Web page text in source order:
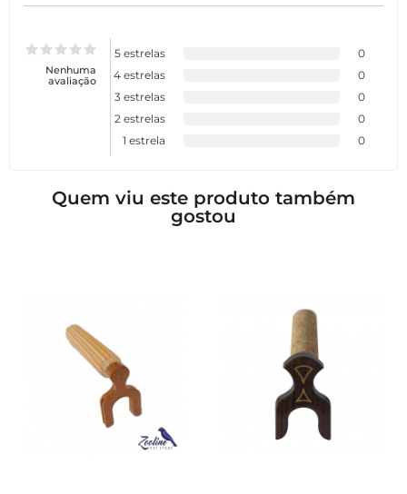
Nenhuma
avaliação
5 estrelas
0
4 estrelas
0
3 estrelas
0
2 estrelas
0
1 estrela
0
Quem viu este produto também
gostou